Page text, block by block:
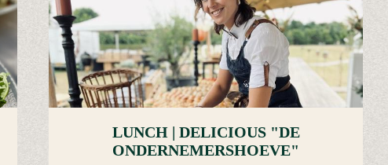
LUNCH | DELICIOUS "DE
ONDERNEMERSHOEVE"